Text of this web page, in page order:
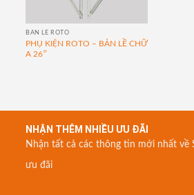
BẢN LỀ ROTO
PHỤ KIỆN ROTO – BẢN LỀ CHỮ
A 26″
NHẬN THÊM NHIỀU ƯU ĐÃI
Nhận tất cả các thông tin mới nhất về
ưu đãi